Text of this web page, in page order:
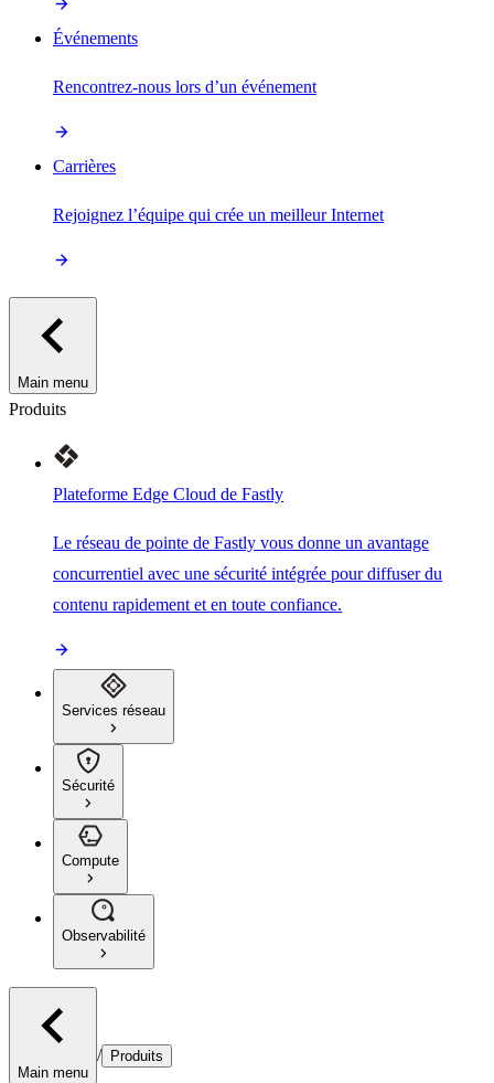
Événements
Rencontrez-nous lors d’un événement
Carrières
Rejoignez l’équipe qui crée un meilleur Internet
Main menu
Produits
Plateforme Edge Cloud de Fastly
Le réseau de pointe de Fastly vous donne un avantage
concurrentiel avec une sécurité intégrée pour diffuser du
contenu rapidement et en toute confiance.
Services réseau
Sécurité
Compute
Observabilité
Main menu
/ Produits